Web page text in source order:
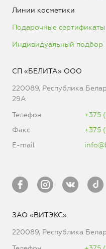
Линии косметики
Подарочные сертификаты
Индивидуальный подбор
СП «БЕЛИТА» ООО
220089, Республика
29А
Телефон
+375
Факс
+375
E-mail
ЗАО «ВИТЭКС»
220089, Республика